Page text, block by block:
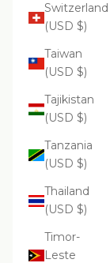
Switzerland
(USD $)
Taiwan
(USD $)
Tajikistan
(USD $)
Tanzania
(USD $)
Thailand
(USD $)
Timor-
Leste